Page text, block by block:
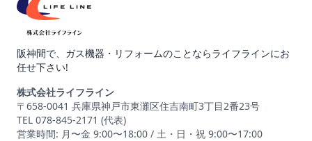
阪神間で、ガス機器・リフォームのことならライフラインにお
任せ下さい!
株式会社ライフライン
〒658-0041 兵庫県神戸市東灘区住吉南町3丁目2番23号
TEL 078-845-2171 (代表)
営業時間: 月〜金 9:00〜18:00 / 土・日・祝 9:00〜17:00